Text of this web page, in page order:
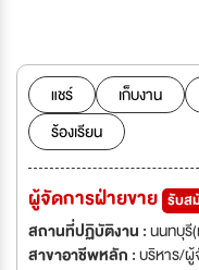
สากลระดับโลก เรามีทีมงาน
หลังการขายเพื่อดูแลลูกค้า จึ
การและเติบโตอย่างต่อเนื่อง
แชร์ เก็บงาน
ร้องเรียน
ผู้จัดการฝ่ายขาย รับส
สถานที่ปฏิบัติงาน :นนทบุรี
สาขาอาชีพหลัก :บริหาร/